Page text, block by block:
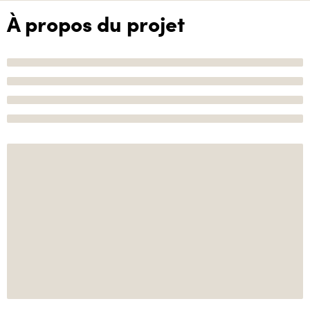
À propos du projet